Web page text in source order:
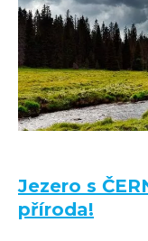
Jezero s
příroda!